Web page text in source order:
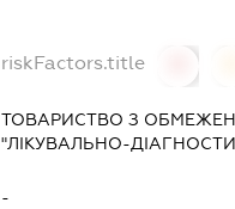
riskFactors.title
ТОВАРИСТВО З
"ЛІКУВАЛЬНО-
-